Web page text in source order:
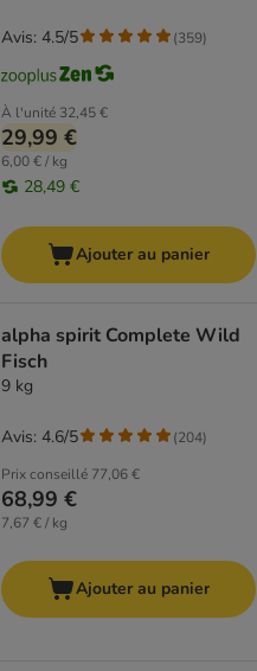
À l'unité 32,45 €
29,99 €
6,00 € / kg
28,49 €
Avis: 4.5/5 (359)
Ajouter au panier
alpha spirit Complete Wild
Fisch
9 kg
Prix conseillé 77,06 €
68,99 €
7,67 € / kg
Avis: 4.6/5 (204)
Ajouter au panier